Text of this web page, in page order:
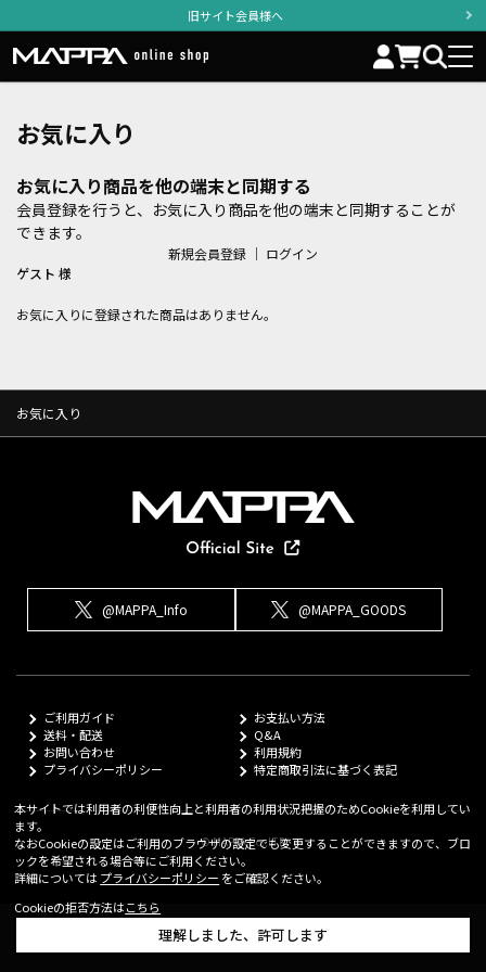
旧サイト会員様へ
お気に入り
お気に入り商品を他の端末と同期する
会員登録を行うと、お気に入り商品を他の端末と同期することが
できます。
新規会員登録 ｜ ログイン
ゲスト 様
お気に入りに登録された商品はありません。
お気に入り
@MAPPA_Info @MAPPA_GOODS
ご利用ガイド
お支払い方法
送料・配送
Q&A
お問い合わせ
利用規約
プライバシーポリシー
特定商取引法に基づく表記
© MAPPA Co.,LTD
本サイトでは利用者の利便性向上と利用者の利用状況把握のためCookieを利用してい
ます。
なおCookieの設定はご利用のブラウザの設定でも変更することができますので、ブロ
ックを希望される場合等にご利用ください。
詳細については プライバシーポリシー をご確認ください。
Cookieの拒否方法はこちら
理解しました、許可します